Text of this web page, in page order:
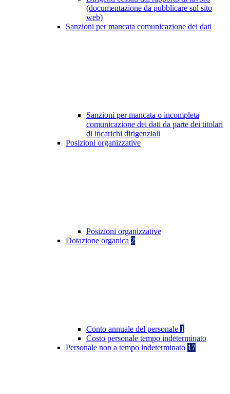
(documentazione da pubblicare sul sito
web)
Sanzioni per mancata comunicazione dei dati
Sanzioni per mancata o incompleta
comunicazione dei dati da parte dei titolari
di incarichi dirigenziali
Posizioni organizzative
Posizioni organizzative
Dotazione organica 2
Conto annuale del personale 1
Costo personale tempo indeterminato
Personale non a tempo indeterminato 17